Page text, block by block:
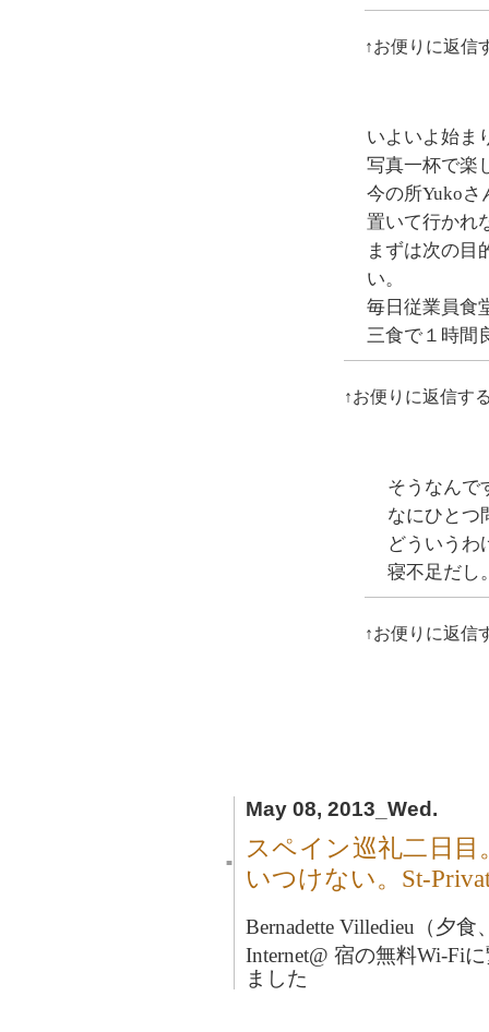
↑お便りに返信
いよいよ始ま
写真一杯で楽
今の所Yukoさ
置いて行かれ
まずは次の目
い。
毎日従業員食
三食で１時間
↑お便りに返信す
そうなんで
なにひとつ
どういうわ
寝不足だし
↑お便りに返信
May 08, 2013_Wed.
■
スペイン巡礼二日
いつけない。St-
Bernadette Villedieu（夕
Internet@ 宿の無料Wi-Fi
ました